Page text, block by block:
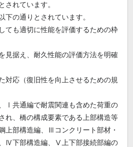
されています。
下の通りとされています。
ても適切に性能を評価するための枠
見据え、耐久性能の評価方法を明確
対応（復旧性を向上させるための規
Ⅰ共通編で耐震関連も含めた荷重の
れ、橋の構成要素である上部構造等
上部構造編、Ⅲコンクリート部材・
Ⅳ下部構造編、Ⅴ上下部接続部編の